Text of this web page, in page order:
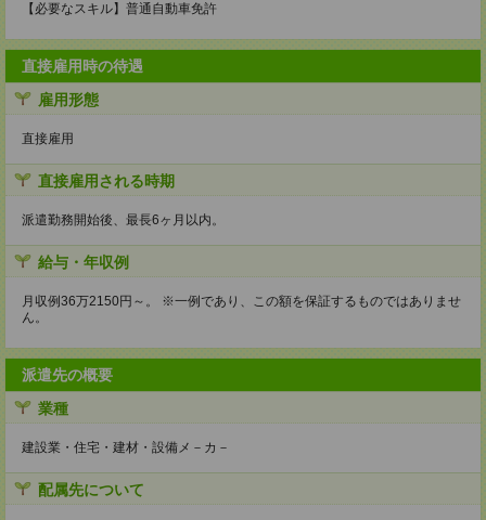
【必要なスキル】普通自動車免許
直接雇用時の待遇
雇用形態
直接雇用
直接雇用される時期
派遣勤務開始後、最長6ヶ月以内。
給与・年収例
月収例36万2150円～。 ※一例であり、この額を保証するものではありませ
ん。
派遣先の概要
業種
建設業・住宅・建材・設備メ－カ－
配属先について